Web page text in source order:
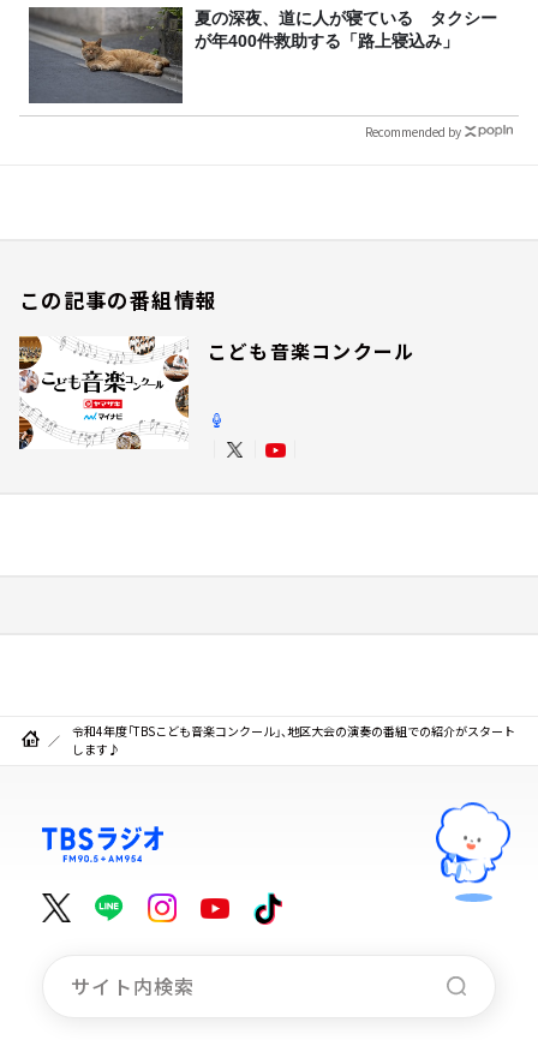
夏の深夜、道に人が寝ている タクシー
が年400件救助する「路上寝込み」
Recommended by
この記事の番組情報
こども音楽コンクール
令和4年度「TBSこども音楽コンクール」、地区大会の演奏の番組での紹介がスタート
します♪